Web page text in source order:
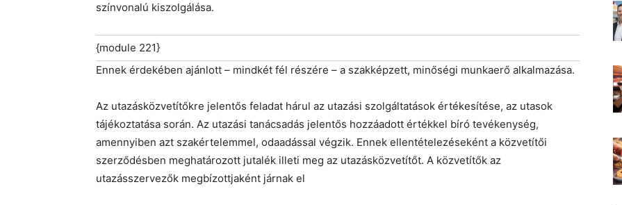
színvonalú kiszolgálása.
{module 221}
Ennek érdekében ajánlott – mindkét fél részére – a szakképzett, minőségi munkaerő alkalmazása.
Az utazásközvetítőkre jelentős feladat hárul az utazási szolgáltatások értékesítése, az utasok
tájékoztatása során. Az utazási tanácsadás jelentős hozzáadott értékkel bíró tevékenység,
amennyiben azt szakértelemmel, odaadással végzik. Ennek ellentételezéseként a közvetítői
szerződésben meghatározott jutalék illeti meg az utazásközvetítőt. A közvetítők az
utazásszervezők megbízottjaként járnak el